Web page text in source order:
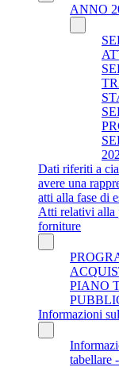
ANNO
Dati riferiti a
avere una
atti alla fase di
Atti relativi alla
forniture
PIANO
Informazioni
tabellare